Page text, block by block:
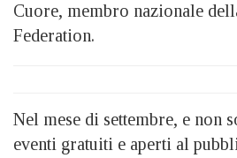
Cuore, membro nazionale
Federation.
Nel mese di settembre, e non
eventi gratuiti e aperti al